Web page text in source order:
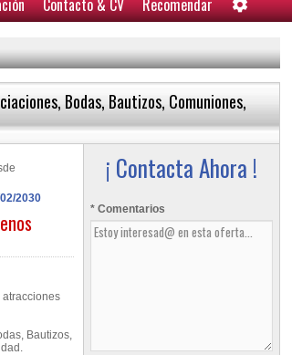
Contacto & CV Recomendar
Bodas, Bautizos, Comuniones,
2030
atracciones
Bautizos,
¡ Contacta Ahora !
* Comentarios